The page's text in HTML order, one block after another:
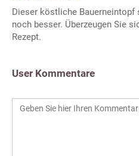
Dieser köstliche Bauerneintopf
noch besser. Überzeugen Sie
Rezept.
User Kommentare